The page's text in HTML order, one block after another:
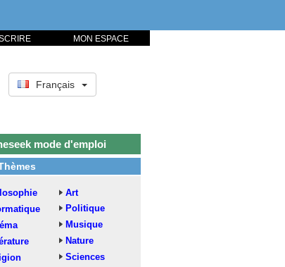
MON ESPACE
Français
mode d'emploi
Art
Politique
Musique
Nature
Sciences